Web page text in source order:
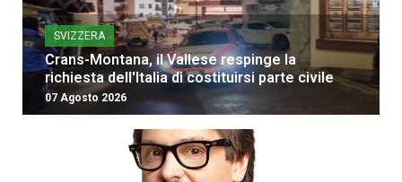
SVIZZERA
Crans-Montana, il Vallese respinge la
richiesta dell'Italia di costituirsi parte civile
07 Agosto 2026